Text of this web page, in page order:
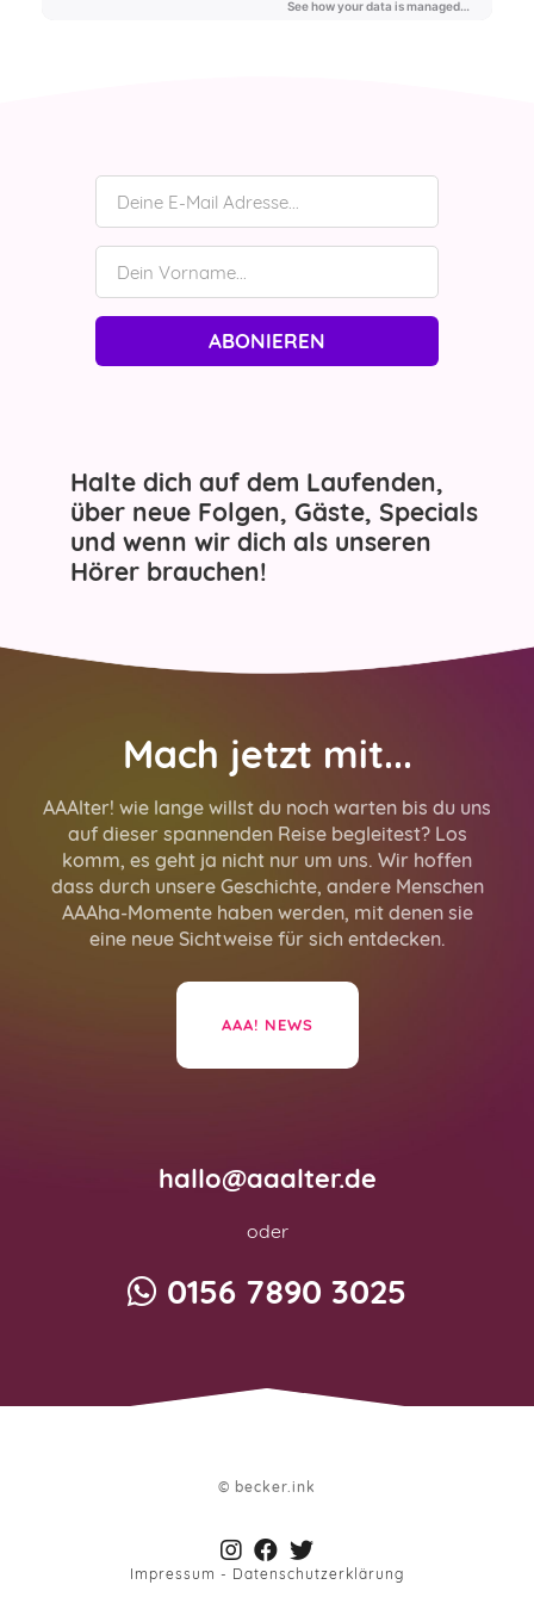
ABONIEREN
Halte dich auf dem Laufenden,
über neue Folgen, Gäste, Specials
und wenn wir dich als unseren
Hörer brauchen!
Mach jetzt mit...
AAAlter! wie lange willst du noch warten bis du uns
auf dieser spannenden Reise begleitest? Los
komm, es geht ja nicht nur um uns. Wir hoffen
dass durch unsere Geschichte, andere Menschen
AAAha-Momente haben werden, mit denen sie
eine neue Sichtweise für sich entdecken.
AAA! NEWS
hallo@aaalter.de
oder
0156 7890 3025
© becker.ink
Impressum - Datenschutzerklärung